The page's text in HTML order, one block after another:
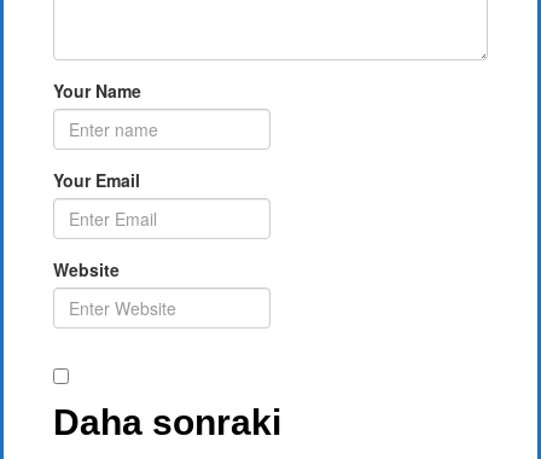
Your Name
Your Email
Website
Daha sonraki